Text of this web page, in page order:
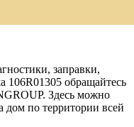
заправки,
106R01305 обращайтесь
Здесь можно
дом по территории всей